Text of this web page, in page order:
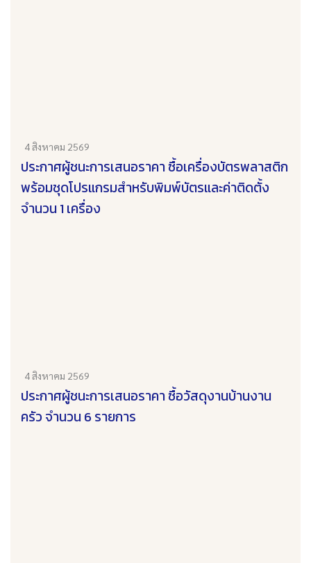
4 สิงหาคม 2569
ประกาศผู้ชนะการเสนอราคา ซื้อเครื่องบัตรพลาสติก
พร้อมชุดโปรแกรมสำหรับพิมพ์บัตรและค่าติดตั้ง
จำนวน 1 เครื่อง
4 สิงหาคม 2569
ประกาศผู้ชนะการเสนอราคา ซื้อวัสดุงานบ้านงาน
ครัว จำนวน 6 รายการ